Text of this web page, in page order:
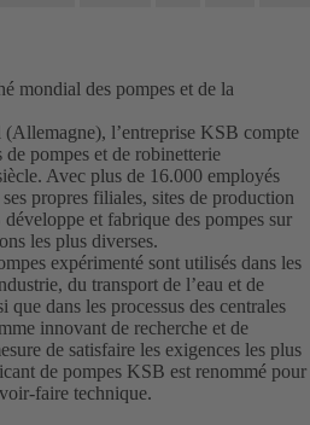
mondial des pompes et de la
(Allemagne), l’entreprise KSB compte
pompes et de robinetterie
Avec plus de 16.000 employés
propres filiales, sites de production
et fabrique des pompes sur
les plus diverses.
expérimenté sont utilisés dans les
du transport de l’eau et de
que dans les processus des centrales
innovant de recherche et de
de satisfaire les exigences les plus
de pompes KSB est renommé pour
faire technique.